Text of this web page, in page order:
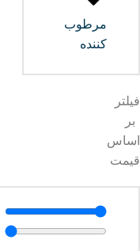
مرطوب
کننده
فیلتر
بر
اساس
قیمت